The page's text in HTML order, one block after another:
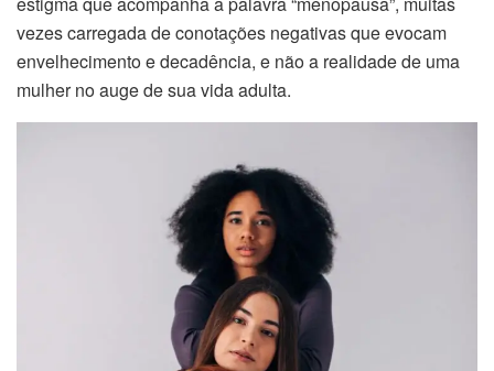
vezes carregada de conotações negativas que evocam
envelhecimento e decadência, e não a realidade de uma
mulher no auge de sua vida adulta.